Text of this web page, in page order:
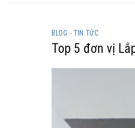
BLOG - TIN TỨC
Top 5 đơn vị